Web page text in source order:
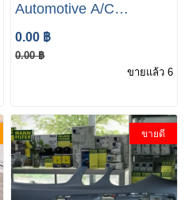
Automotive A/C
Compressor for Benz
W211 คอมเพรสเซอร์
เบ็นซ์ C-200, W203,
COMPRESSOR BENZ
7SEU17C DENSO แท้
0.00 ฿
0.00 ฿
ขายแล้ว 6
ขายดี